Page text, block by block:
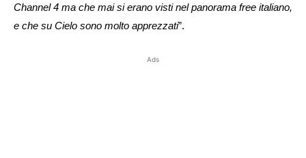
Channel 4 ma che mai si erano visti nel panorama free italiano,
e che su Cielo sono molto apprezzati”.
Ads